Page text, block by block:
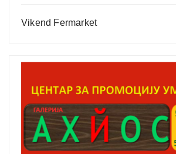
Vikend Fermarket